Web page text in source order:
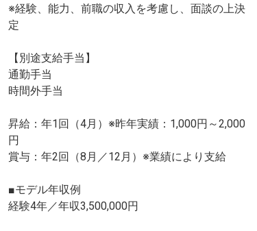
※経験、能力、前職の収入を考慮し、面談の上決
定
【別途支給手当】
通勤手当
時間外手当
昇給：年1回（4月）※昨年実績：1,000円～2,000
円
賞与：年2回（8月／12月）※業績により支給
■モデル年収例
経験4年／年収3,500,000円